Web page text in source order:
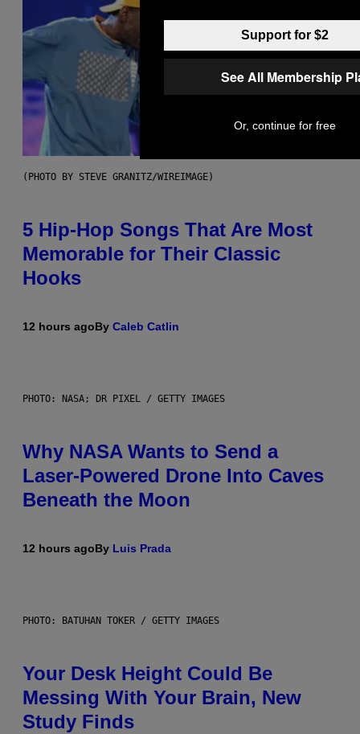
(PHOTO BY STEVE GRANITZ/WIREIMAGE)
5 Hip-Hop Songs That Are Most
Memorable for Their Classic
Hooks
12 hours agoBy Caleb Catlin
PHOTO: NASA; DR PIXEL / GETTY IMAGES
Why NASA Wants to Send a
Laser-Powered Drone Into Caves
Beneath the Moon
12 hours agoBy Luis Prada
PHOTO: BATUHAN TOKER / GETTY IMAGES
Your Desk Height Could Be
Messing With Your Brain, New
Study Finds
Support for $2
See All Membership
Or, continue for free